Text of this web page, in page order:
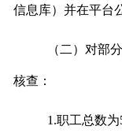
信息库） 并在平台
（二）对部
核查：
1.职工总数为